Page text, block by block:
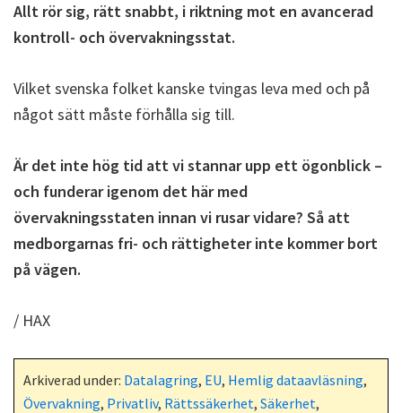
Allt rör sig, rätt snabbt, i riktning mot en avancerad
kontroll- och övervakningsstat.
Vilket svenska folket kanske tvingas leva med och på
något sätt måste förhålla sig till.
Är det inte hög tid att vi stannar upp ett ögonblick –
och funderar igenom det här med
övervakningsstaten innan vi rusar vidare? Så att
medborgarnas fri- och rättigheter inte kommer bort
på vägen.
/ HAX
Arkiverad under: Datalagring, EU, Hemlig dataavläsning,
Övervakning, Privatliv, Rättssäkerhet, Säkerhet,